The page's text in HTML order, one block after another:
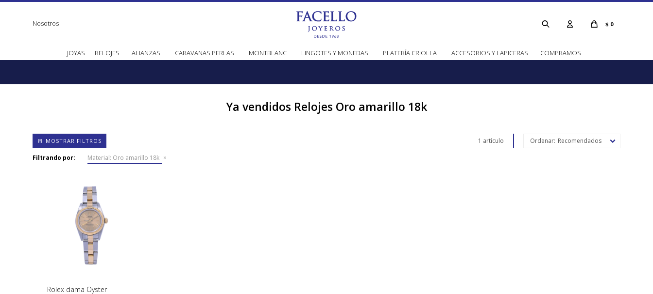
JOYAS RELOJES ALIANZAS CARAVANAS PERLAS MONTBLANC LINGOTES Y MONEDAS PLATERÍA CRIOLLA ACCESORIOS Y LAPICERAS COMPRAMOS
$ 0
Nosotros
Ya vendidos Relojes Oro amarillo 18k
1 artículo Recomendados
Filtrando por: Material: Oro amarillo 18k
Rolex dama Oyster